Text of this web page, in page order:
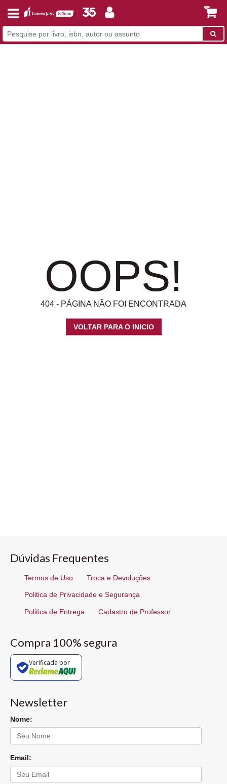
OOPS!
404 - PÁGINA NÃO FOI ENCONTRADA
VOLTAR PARA O INICIO
Dúvidas Frequentes
Termos de Uso Troca e Devoluções
Politica de Privacidade e Segurança
Politica de Entrega Cadastro de Professor
Compra 100% segura
Verificada por
Newsletter
Nome:
Email: